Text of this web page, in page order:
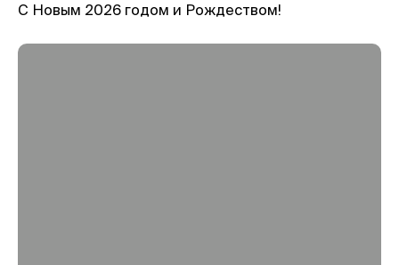
С Новым 2026 годом и Рождеством!